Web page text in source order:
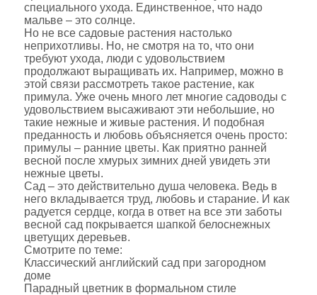
специального ухода. Единственное, что надо
мальве – это солнце.
Но не все садовые растения настолько
неприхотливы. Но, не смотря на то, что они
требуют ухода, люди с удовольствием
продолжают выращивать их. Например, можно в
этой связи рассмотреть такое растение, как
примула. Уже очень много лет многие садоводы с
удовольствием высаживают эти небольшие, но
такие нежные и живые растения. И подобная
преданность и любовь объясняется очень просто:
примулы – ранние цветы. Как приятно ранней
весной после хмурых зимних дней увидеть эти
нежные цветы.
Сад – это действительно душа человека. Ведь в
него вкладывается труд, любовь и старание. И как
радуется сердце, когда в ответ на все эти заботы
весной сад покрывается шапкой белоснежных
цветущих деревьев.
Смотрите по теме:
Классический английский сад при загородном
доме
Парадный цветник в формальном стиле